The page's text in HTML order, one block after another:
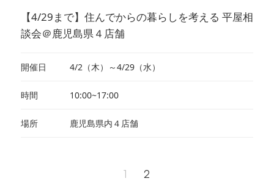
【4/29まで】住んでからの暮らしを考える 平屋相
談会＠鹿児島県４店舗
開催日 4/2（木）～4/29（水）
時間 10:00~17:00
場所 鹿児島県内４店舗
1 2